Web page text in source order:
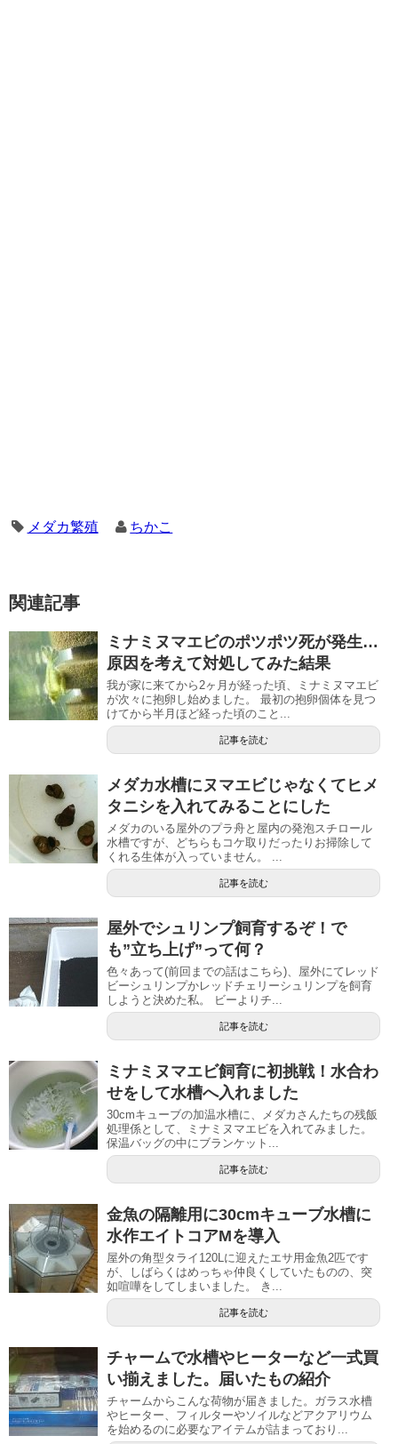
メダカ繁殖 ちかこ
関連記事
ミナミヌマエビのポツポツ死が発生…
原因を考えて対処してみた結果
我が家に来てから2ヶ月が経った頃、ミナミヌマエビ
が次々に抱卵し始めました。 最初の抱卵個体を見つ
けてから半月ほど経った頃のこと...
記事を読む
メダカ水槽にヌマエビじゃなくてヒメ
タニシを入れてみることにした
メダカのいる屋外のプラ舟と屋内の発泡スチロール
水槽ですが、どちらもコケ取りだったりお掃除して
くれる生体が入っていません。 ...
記事を読む
屋外でシュリンプ飼育するぞ！で
も”立ち上げ”って何？
色々あって(前回までの話はこちら)、屋外にてレッド
ビーシュリンプかレッドチェリーシュリンプを飼育
しようと決めた私。 ビーよりチ...
記事を読む
ミナミヌマエビ飼育に初挑戦！水合わ
せをして水槽へ入れました
30cmキューブの加温水槽に、メダカさんたちの残飯
処理係として、ミナミヌマエビを入れてみました。
保温バッグの中にブランケット...
記事を読む
金魚の隔離用に30cmキューブ水槽に
水作エイトコアMを導入
屋外の角型タライ120Lに迎えたエサ用金魚2匹です
が、しばらくはめっちゃ仲良くしていたものの、突
如喧嘩をしてしまいました。 き...
記事を読む
チャームで水槽やヒーターなど一式買
い揃えました。届いたもの紹介
チャームからこんな荷物が届きました。ガラス水槽
やヒーター、フィルターやソイルなどアクアリウム
を始めるのに必要なアイテムが詰まっており...